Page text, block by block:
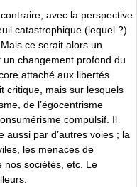
avec la perspective
catastrophique (lequel ?)
ce serait alors un
changement profond du
attaché aux libertés
critique, mais sur lesquels
de l’égocentrisme
compulsif. Il
aussi par d’autres voies ; la
les menaces de
nos sociétés, etc. Le